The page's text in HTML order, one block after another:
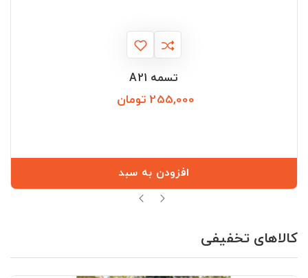
تسمه A21
255,000 تومان
افزودن به سبد
کالاهای تخفیفی